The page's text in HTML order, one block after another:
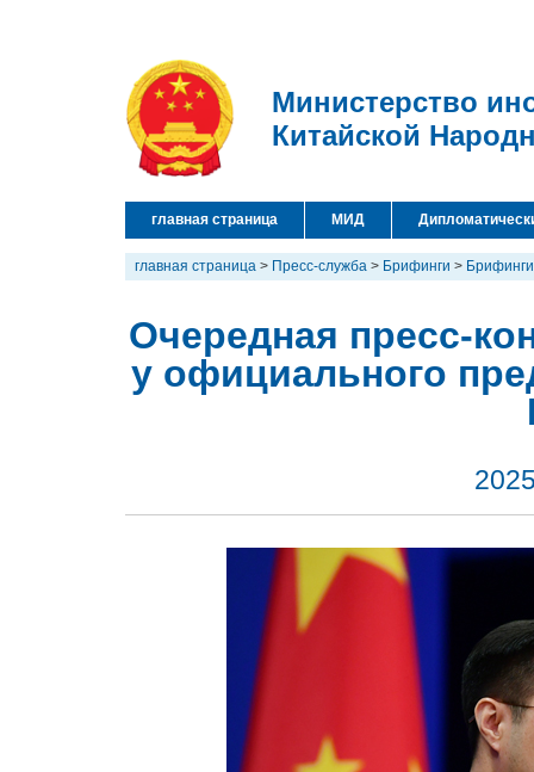
Министерство
Китайской
главная страница МИД
главная страница > Пресс-служба > Брифинги > Брифинги
Очередная пресс-
у официального